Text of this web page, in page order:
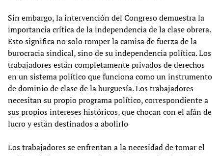
Sin embargo, la intervención del Congreso demuestra la
importancia crítica de la independencia de la clase obrera.
Esto significa no solo romper la camisa de fuerza de la
burocracia sindical, sino de su independencia política. Los
trabajadores están completamente privados de derechos
en un sistema político que funciona como un instrumento
de dominio de clase de la burguesía. Los trabajadores
necesitan su propio programa político, correspondiente a
sus propios intereses históricos, que chocan con el afán de
lucro y están destinados a abolirlo
Los trabajadores se enfrentan a la necesidad de tomar el